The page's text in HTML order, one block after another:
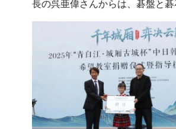
長の呉亜偉さんからは、碁盤と碁